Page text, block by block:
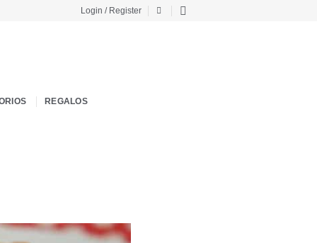
Login / Register
REGALOS